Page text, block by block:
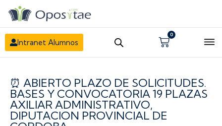
Intranet Alumnos
0
Carrito
⏰ ABIERTO PLAZO DE SOLICITUDES.
BASES Y CONVOCATORIA 19 PLAZAS
AXILIAR ADMINISTRATIVO,
DIPUTACION PROVINCIAL DE